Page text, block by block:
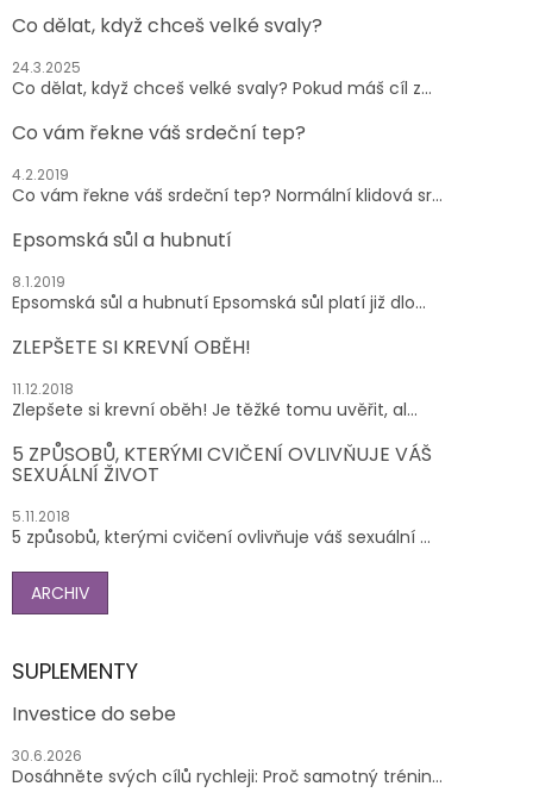
Co dělat, když chceš velké svaly?
24.3.2025
Co dělat, když chceš velké svaly? Pokud máš cíl z...
Co vám řekne váš srdeční tep?
4.2.2019
Co vám řekne váš srdeční tep? Normální klidová sr...
Epsomská sůl a hubnutí
8.1.2019
Epsomská sůl a hubnutí Epsomská sůl platí již dlo...
ZLEPŠETE SI KREVNÍ OBĚH!
11.12.2018
Zlepšete si krevní oběh! Je těžké tomu uvěřit, al...
5 ZPŮSOBŮ, KTERÝMI CVIČENÍ OVLIVŇUJE VÁŠ
SEXUÁLNÍ ŽIVOT
5.11.2018
5 způsobů, kterými cvičení ovlivňuje váš sexuální ...
ARCHIV
SUPLEMENTY
Investice do sebe
30.6.2026
Dosáhněte svých cílů rychleji: Proč samotný trénin...